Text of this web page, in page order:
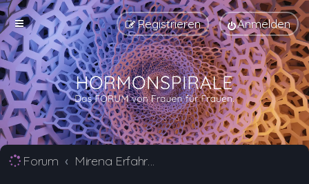
Anmelden
Registrieren
Forum Mirena Erfahrungsberichte und Nebenwirkungen